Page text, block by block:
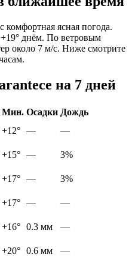
комфортная ясная погода.
днём. По ветровым
около 7 м/с. Ниже смотрите
на 7 дней
Мин. Осадки Дождь
+12° —
—
+15° —
3%
+17° —
3%
+17° —
—
+16° 0.3 мм
—
+20° 0.6 мм
—